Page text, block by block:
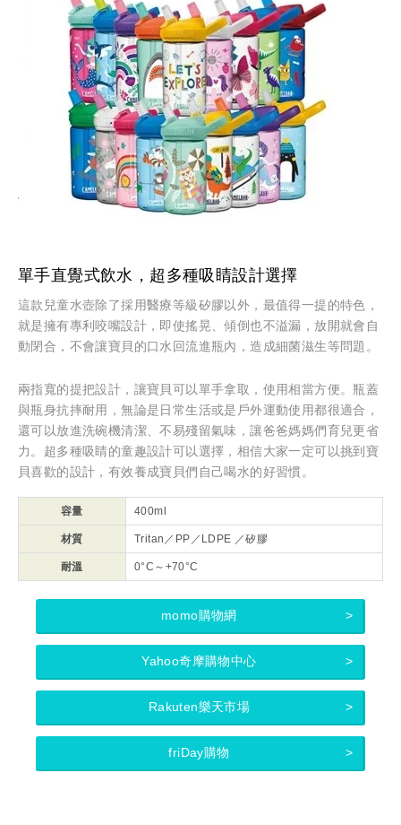
單手直覺式飲水，超多種吸睛設計選擇
這款兒童水壺除了採用醫療等級矽膠以外，最值得一提的特色，
就是擁有專利咬嘴設計，即使搖晃、傾倒也不溢漏，放開就會自
動閉合，不會讓寶貝的口水回流進瓶內，造成細菌滋生等問題。
兩指寬的提把設計，讓寶貝可以單手拿取，使用相當方便。瓶蓋
與瓶身抗摔耐用，無論是日常生活或是戶外運動使用都很適合，
還可以放進洗碗機清潔、不易殘留氣味，讓爸爸媽媽們育兒更省
力。超多種吸睛的童趣設計可以選擇，相信大家一定可以挑到寶
貝喜歡的設計，有效養成寶貝們自己喝水的好習慣。
容量 400ml
材質 Tritan／PP／LDPE ／矽膠
耐溫 0°C～+70°C
momo購物網
Yahoo奇摩購物中心
Rakuten樂天市場
friDay購物